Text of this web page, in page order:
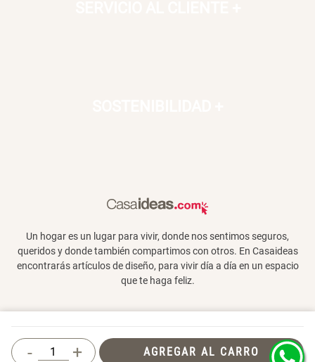
+
- AGREGAR AL CARRO
Un hogar es un lugar para vivir, donde nos sentimos seguros,
queridos y donde también compartimos con otros. En Casaideas
encontrarás artículos de diseño, para vivir día a día en un espacio
que te haga feliz.
Términos y Condiciones